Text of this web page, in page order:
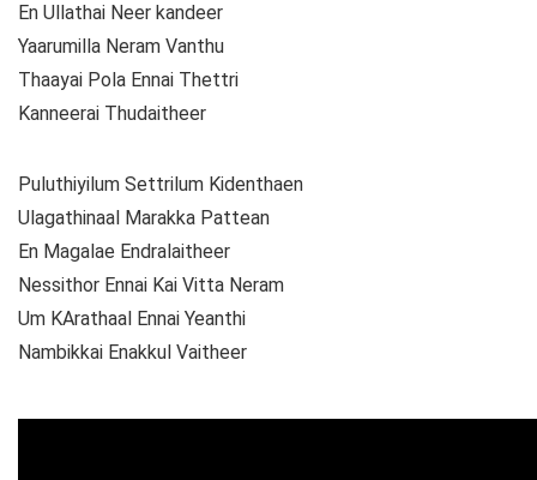
En Ullathai Neer kandeer
Yaarumilla Neram Vanthu
Thaayai Pola Ennai Thettri
Kanneerai Thudaitheer
Puluthiyilum Settrilum Kidenthaen
Ulagathinaal Marakka Pattean
En Magalae Endralaitheer
Nessithor Ennai Kai Vitta Neram
Um KArathaal Ennai Yeanthi
Nambikkai Enakkul Vaitheer